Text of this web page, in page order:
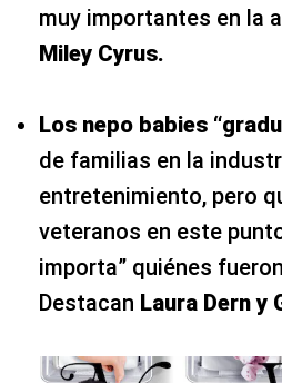
muy importantes en la
Miley Cyrus.
Los nepo babies
de familias en la
entretenimiento, pero
veteranos en este
importa” quiénes
Destacan Laura Dern y